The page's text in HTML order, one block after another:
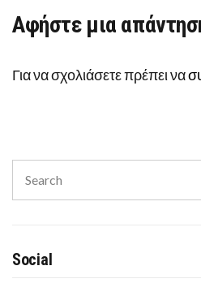
Αφήστε μια
Για να σχολιάσετε πρέπει να
for:
Social